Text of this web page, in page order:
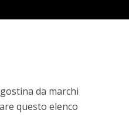
da marchi
questo elenco